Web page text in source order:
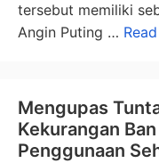
tersebut memiliki
Angin Puting …
Mengupas
Kekurangan
Penggunaan